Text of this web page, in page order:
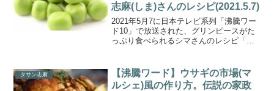
志麻(しま)さんのレシピ(2021.5.7)
2021年5月7に日本テレビ系列「沸騰ワー
ド10」で放送された、グリンピースがた
っぷり食べられるシマさんのレシピ「プ
れ、レシピ本はどれも大人気のタサン志
麻（しま）さ...
タサン志麻
【沸騰ワード】ウサギの市場(マ
ルシェ)風の作り方。伝説の家政